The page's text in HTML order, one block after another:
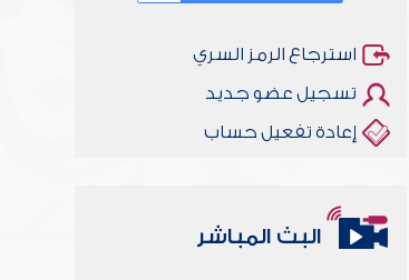
استرجاع الرمز السري
تسجيل عضو جديد
إعادة تفعيل حساب
البث المباشر